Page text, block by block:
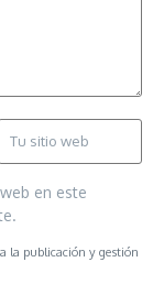
en este
la publicación y gestión